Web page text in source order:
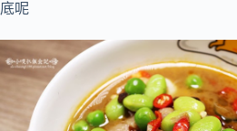
底呢